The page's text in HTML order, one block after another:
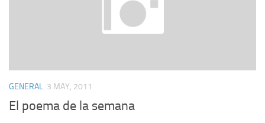
GENERAL 3 MAY, 2011
El poema de la semana